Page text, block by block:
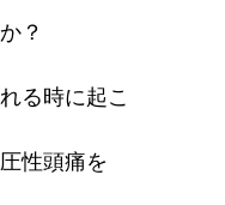
？
る時に起こ
性頭痛を